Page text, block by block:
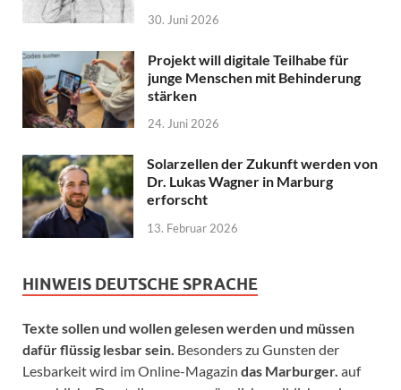
30. Juni 2026
Projekt will digitale Teilhabe für
junge Menschen mit Behinderung
stärken
24. Juni 2026
Solarzellen der Zukunft werden von
Dr. Lukas Wagner in Marburg
erforscht
13. Februar 2026
HINWEIS DEUTSCHE SPRACHE
Texte sollen und wollen gelesen werden und müssen
dafür flüssig lesbar sein. Besonders zu Gunsten der
Lesbarkeit wird im Online-Magazin das Marburger. auf